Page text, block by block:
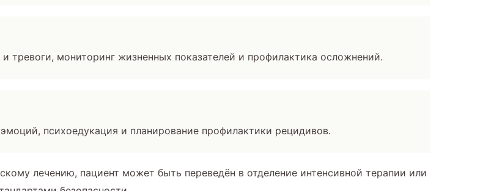
тревоги, мониторинг жизненных показателей и профилактика осложнений.
психоедукация и планирование профилактики рецидивов.
лечению, пациент может быть переведён в отделение интенсивной терапии или